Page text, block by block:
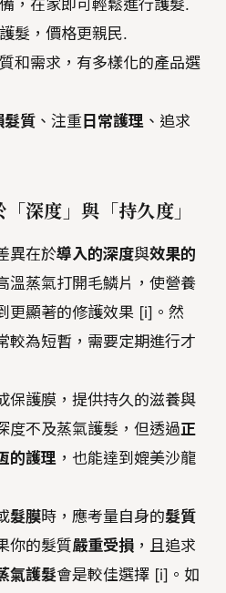
，在家即可輕鬆進行護髮.
髮，價格更親民.
和需求，有多樣化的產品選
髮質 、注重 日常護理 、追求
深度」與「持久度」
異在於導入的深度與效果的
溫蒸氣打開毛鱗片，使營養
更顯著的修護效果 [i]。然
較為短暫，需要定期進行才
保護膜，提供持久的滋養與
度不及蒸氣護髮，但透過正
的護理 ，也能達到媲美沙龍
髮膜時，應考量自身的髮質
你的髮質嚴重受損 ，且追求
氣護髮會是較佳選擇 [i]。如